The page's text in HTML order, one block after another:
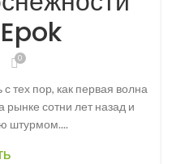
0
тех пор, как первая волна
рынке сотни лет назад и
штурмом....